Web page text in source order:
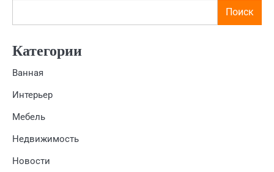
Поиск
Категории
Ванная
Интерьер
Мебель
Недвижимость
Новости